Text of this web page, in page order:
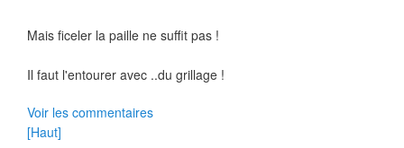
Mais ficeler la paille ne suffit pas !
Il faut l'entourer avec ..du grillage !
Voir les commentaires
[Haut]